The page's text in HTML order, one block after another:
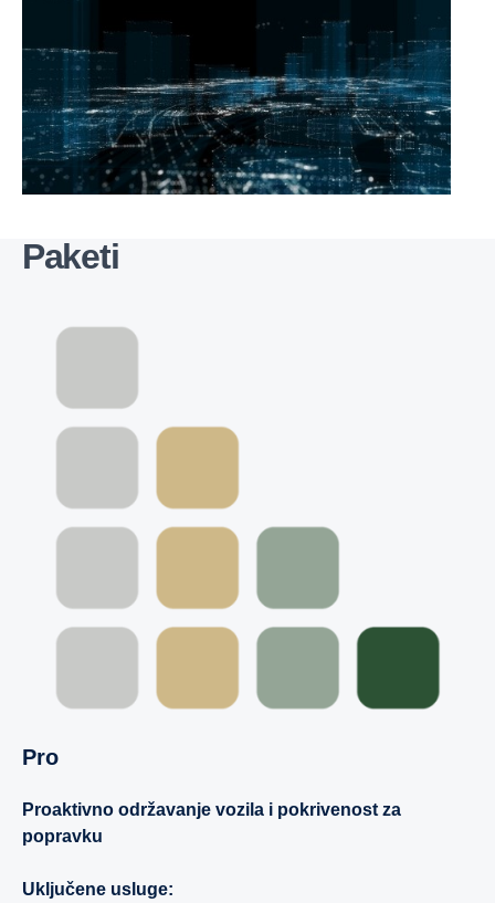
Paketi
Pro
Proaktivno održavanje vozila i pokrivenost za
popravku
Uključene usluge: